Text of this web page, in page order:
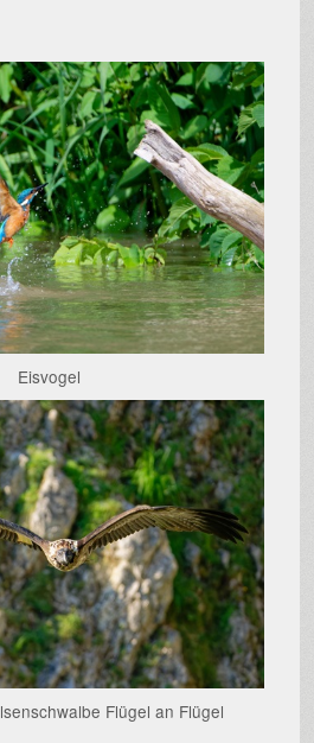
Eisvogel
Flügel an Flügel